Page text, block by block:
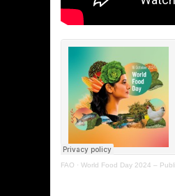
FAO · World Food Day 2024 –